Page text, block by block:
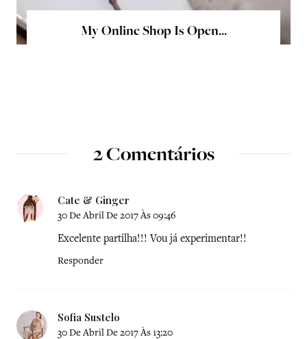
My Online Shop Is Open...
2 Comentários
Cate & Ginger
30 De Abril De 2017 Às 09:46
Excelente partilha!!! Vou já experimentar!!
Responder
Sofia Sustelo
30 De Abril De 2017 Às 13:20